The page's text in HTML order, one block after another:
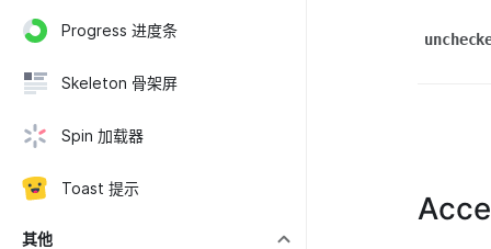
Progress 进度条
Skeleton 骨架屏
Spin 加载器
Toast 提示
其他